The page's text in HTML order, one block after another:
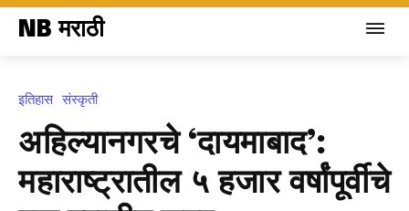
NB मराठी
इतिहास संस्कृती
अहिल्यानगरचे ‘दायमाबाद’:
महाराष्ट्रातील ५ हजार वर्षांपूर्वीचे